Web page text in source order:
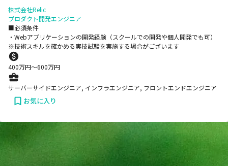
株式会社Relic
プロダクト開発エンジニア
■必須条件
・Webアプリケーションの開発経験（スクールでの開発や個人開発でも可）
※技術スキルを確かめる実技試験を実施する場合がございます
400万円〜600万円
サーバーサイドエンジニア, インフラエンジニア, フロントエンドエンジニア
お気に入り